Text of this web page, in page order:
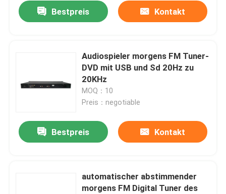
Bestpreis Kontakt
Audiospieler morgens FM Tuner-
DVD mit USB und Sd 20Hz zu
20KHz
MOQ：10
Preis：negotiable
Bestpreis Kontakt
automatischer abstimmender
morgens FM Digital Tuner des